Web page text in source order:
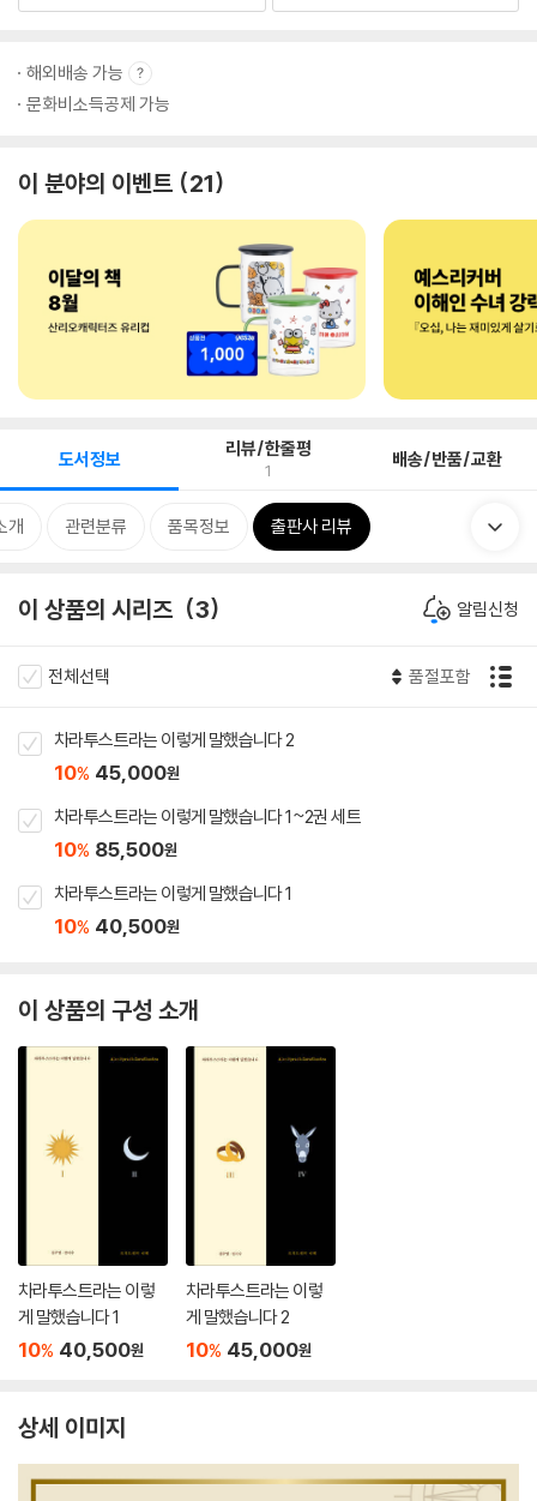
해외배송 가능
문화비소득공제 가능
이 분야의 이벤트 21
도서정보 리뷰/한줄평
1 배송/반품/교환
개 관련분류 품목정보 출판사 리뷰
이 상품의 시리즈 3 알림신청
전체선택 품절포함
차라투스트라는 이렇게 말했습니다 2
10% 45,000원
차라투스트라는 이렇게 말했습니다 1~2권 세트
10% 85,500원
차라투스트라는 이렇게 말했습니다 1
10% 40,500원
이 상품의 구성 소개
차라투스트라는 이렇
게 말했습니다 1
10% 40,500원
차라투스트라는 이렇
게 말했습니다 2
10% 45,000원
상세 이미지